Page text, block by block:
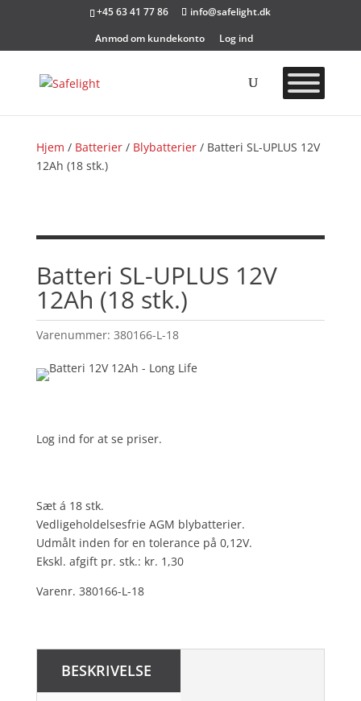
+45 63 41 77 86
info@safelight.dk
Anmod om kundekonto
Log ind
Hjem / Batterier/ Blybatterier/ Batteri SL-UPLUS 12V
12Ah (18 stk.)
Batteri SL-UPLUS 12V
12Ah (18 stk.)
Varenummer: 380166-L-18
Log ind for at se priser.
Sæt á 18 stk.
Vedligeholdelsesfrie AGM blybatterier.
Udmålt inden for en tolerance på 0,12V.
Ekskl. afgift pr. stk.: kr. 1,30
Varenr. 380166-L-18
BESKRIVELSE